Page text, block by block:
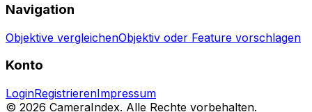
Navigation
Objektive vergleichenObjektiv oder Feature vorschlagen
Konto
LoginRegistrierenImpressum
© 2026 CameraIndex. Alle Rechte vorbehalten.